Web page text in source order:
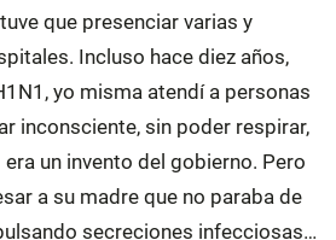
que presenciar varias y
Incluso hace diez años,
yo misma atendí a personas
inconsciente, sin poder respirar,
un invento del gobierno. Pero
a su madre que no paraba de
secreciones infecciosas…